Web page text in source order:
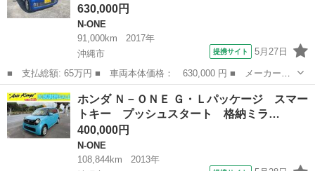
630,000円
N-ONE
91,000km
2017年
沖縄市
提携サイト 5月27日
■ 支払総額: 65万円 ■ 車両本体価格： 630,000 円 ■ メーカー
名： ホンダ ■ 車種名： Ｎ－ＯＮＥ ■ グレード名： プレミア
ム 内地仕入れＤＶＤＢｌｕｅｔｏｏｔｈバックカメラドラレコ ■
排気量： 66...
沖縄 沖縄市 N-ONE
ホンダ Ｎ－ＯＮＥ Ｇ・Ｌパッケージ スマー
トキー プッシュスタート 格納ミラ…
400,000円
N-ONE
108,844km
2013年